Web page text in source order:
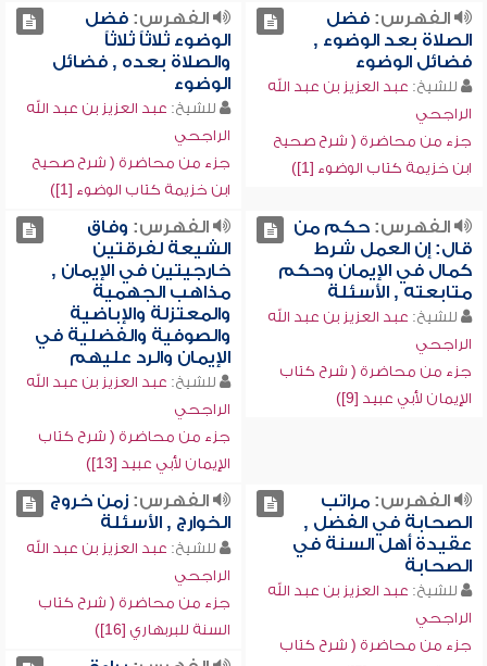
الفهرس:فضل
الصلاة بعد الوضوء ,
فضائل الوضوء
للشيخ: عبد العزيز بن عبد الله
الراجحي
جزء من محاضرة ( شرح صحيح
ابن خزيمة كتاب الوضوء [1])
الفهرس:فضل
الوضوء ثلاثاً ثلاثاً
والصلاة بعده , فضائل
الوضوء
للشيخ: عبد العزيز بن عبد الله
الراجحي
جزء من محاضرة ( شرح صحيح
ابن خزيمة كتاب الوضوء [1])
الفهرس:حكم من
قال: إن العمل شرط
كمال في الإيمان وحكم
متابعته , الأسئلة
للشيخ: عبد العزيز بن عبد الله
الراجحي
جزء من محاضرة ( شرح كتاب
الإيمان لأبي عبيد [9])
الفهرس: وفاق
الشيعة لفرقتين
خارجيتين في الإيمان ,
مذاهب الجهمية
والمعتزلة والإباضية
والصوفية والفضلية في
الإيمان والرد عليهم
للشيخ: عبد العزيز بن عبد الله
الراجحي
جزء من محاضرة ( شرح كتاب
الإيمان لأبي عبيد [13])
الفهرس:مراتب
الصحابة في الفضل ,
عقيدة أهل السنة في
الصحابة
للشيخ: عبد العزيز بن عبد الله
الراجحي
جزء من محاضرة ( شرح كتاب
الفهرس:زمن خروج
الخوارج , الأسئلة
للشيخ: عبد العزيز بن عبد الله
الراجحي
جزء من محاضرة ( شرح كتاب
السنة للبربهاري [16])